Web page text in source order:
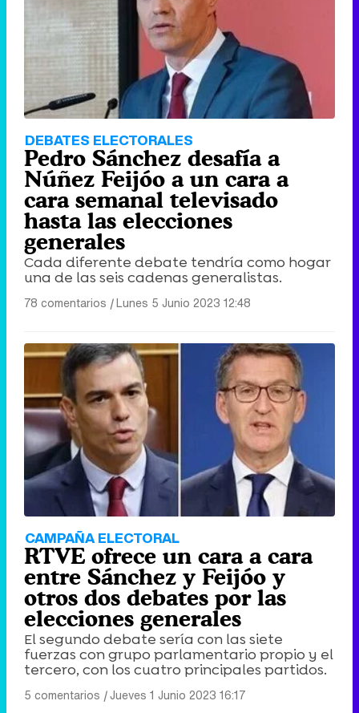
DEBATES ELECTORALES
Pedro Sánchez desafía a
Núñez Feijóo a un cara a
cara semanal televisado
hasta las elecciones
generales
Cada diferente debate tendría como hogar
una de las seis cadenas generalistas.
78 comentarios |Lunes 5 Junio 2023 12:48
CAMPAÑA ELECTORAL
RTVE ofrece un cara a cara
entre Sánchez y Feijóo y
otros dos debates por las
elecciones generales
El segundo debate sería con las siete
fuerzas con grupo parlamentario propio y el
tercero, con los cuatro principales partidos.
5 comentarios |Jueves 1 Junio 2023 16:17